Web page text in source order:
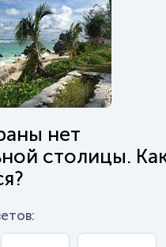
нет
столицы.